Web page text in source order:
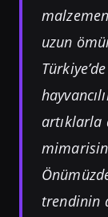
uzun
artıklarla
trendinin